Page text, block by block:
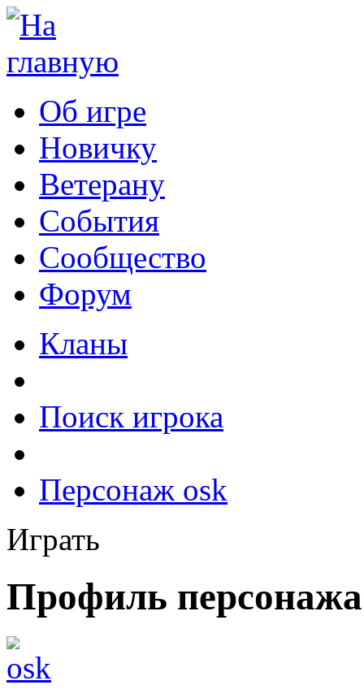
Об игре
Новичку
Ветерану
События
Сообщество
Форум
Кланы
Поиск игрока
Персонаж osk
Играть
Профиль